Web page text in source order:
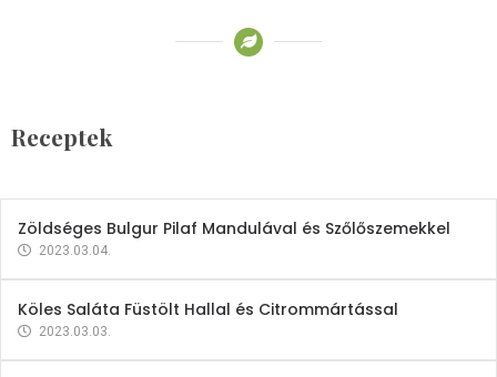
Receptek
2023.03.06.
Zöldséges Bulgur Pilaf Mandulával és Szőlőszemekkel
2023.03.04.
Köles Saláta Füstölt Hallal és Citrommártással
2023.03.03.